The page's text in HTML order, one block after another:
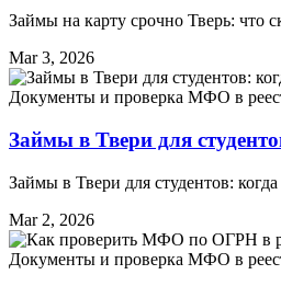
Займы на карту срочно Тверь: что
Mar 3, 2026
Документы и проверка МФО в
Займы в Твери для
Займы в Твери для студентов:
Mar 2, 2026
Документы и проверка МФО в